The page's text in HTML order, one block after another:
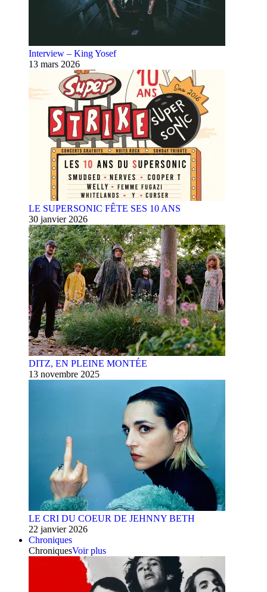
Interview – King Yosef
13 mars 2026
LE SUPERSONIC FÊTE SES 10 ANS
30 janvier 2026
DITZ, EN PLEINE MONTÉE
13 novembre 2025
LE CRI DU COEUR DE JEHNNY BETH
22 janvier 2026
Chroniques
ChroniquesVoir plus